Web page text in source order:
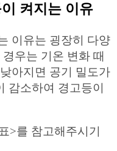
켜지는 이유
이유는 굉장히 다양
우는 기온 변화 때
아지면 공기 밀도가
감소하여 경고등이
>를 참고해주시기